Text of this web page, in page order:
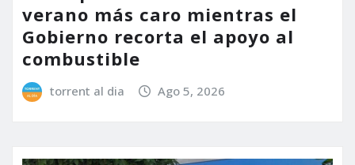
verano más caro mientras el
Gobierno recorta el apoyo al
combustible
torrent al dia Ago 5, 2026